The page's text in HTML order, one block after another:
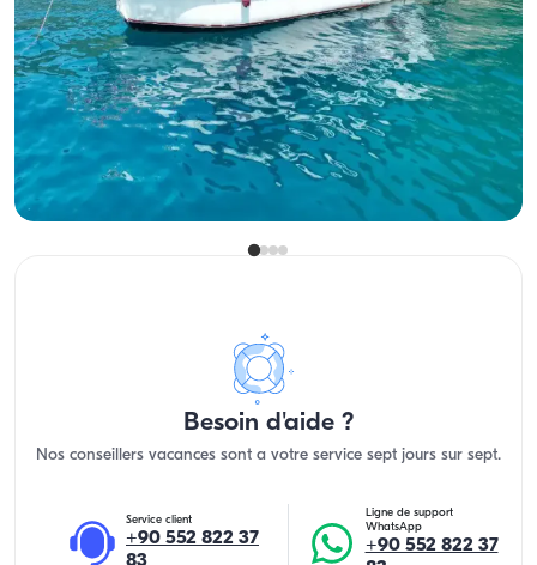
10-Person Capacity, Crew-On-Board & Fuel-Included
Location de yacht
Avec capitaine
Bateau
Navigation 10 Pers. · 3 Cabine · 12.00m
Le plus bas
24.000 TL
Voir disponibilité et prix
Besoin d'aide ?
Nos conseillers vacances sont a votre service sept jours sur sept.
Service client
+90 552 822 37
Ligne de support
WhatsApp
+90 552 822 37